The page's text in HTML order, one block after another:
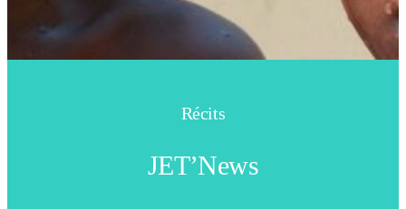
Récits
JET’News